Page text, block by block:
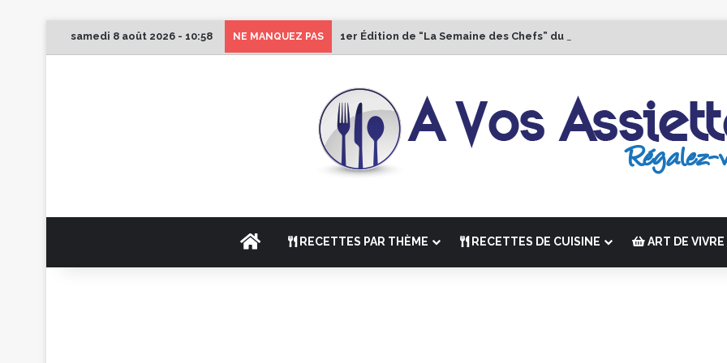
samedi 8 août 2026 - 10:58 NE MANQUEZ PAS 1er Édition de “La Semaine des Chefs” du 19 au 24 octobre 2026
ACCUEILRECETTES PAR THÈME RECETTES DE CUISINE ART DE VIVRE